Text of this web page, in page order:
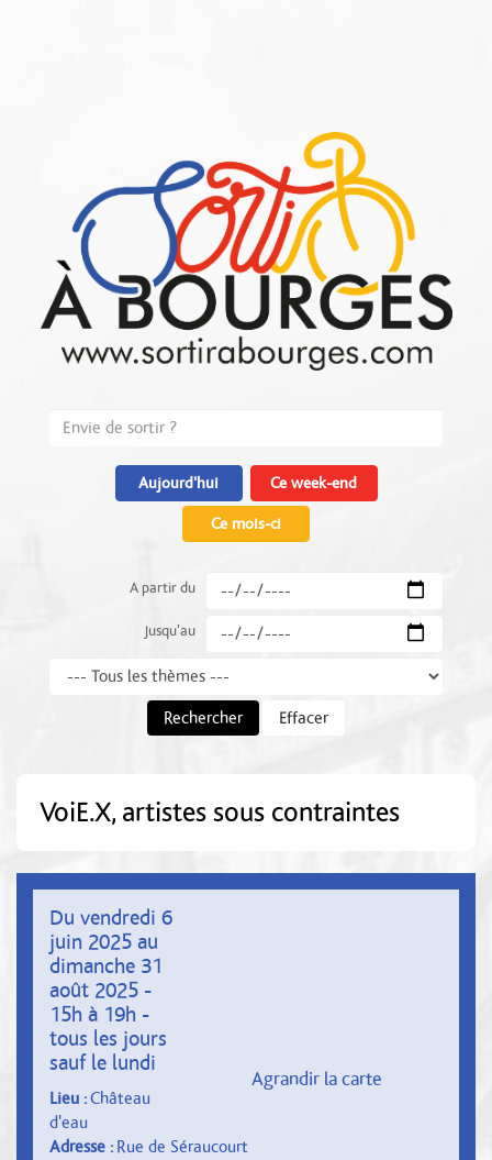
Aujourd'hui Ce week-end
Ce mois-ci
A partir du
Jusqu'au
Rechercher Effacer
VoiE.X, artistes sous contraintes
Agrandir la carte
Du vendredi 6
juin 2025 au
dimanche 31
août 2025 -
15h à 19h -
tous les jours
sauf le lundi
Lieu :Château
d'eau
Adresse : Rue de Séraucourt